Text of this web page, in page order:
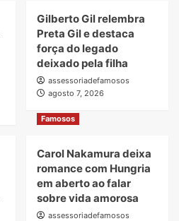
Gilberto Gil relembra
Preta Gil e destaca
força do legado
deixado pela filha
assessoriadefamosos
agosto 7, 2026
Famosos
Carol Nakamura deixa
romance com Hungria
em aberto ao falar
sobre vida amorosa
assessoriadefamosos